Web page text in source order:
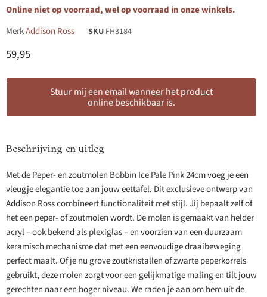
Online niet op voorraad, wel op voorraad in onze winkels.
MerkAddison Ross SKU FH3184
Huidige prijs
59,95
Stuur mij een email wanneer het product
online beschikbaar is.
Beschrijving en uitleg
Met de Peper- en zoutmolen Bobbin Ice Pale Pink 24cm voeg je een
vleugje elegantie toe aan jouw eettafel. Dit exclusieve ontwerp van
Addison Ross combineert functionaliteit met stijl. Jij bepaalt zelf of
het een peper- of zoutmolen wordt. De molen is gemaakt van helder
acryl – ook bekend als plexiglas – en voorzien van een duurzaam
keramisch mechanisme dat met een eenvoudige draaibeweging
perfect maalt. Of je nu grove zoutkristallen of zwarte peperkorrels
gebruikt, deze molen zorgt voor een gelijkmatige maling en tilt jouw
gerechten naar een hoger niveau. We raden je aan om hem uit de